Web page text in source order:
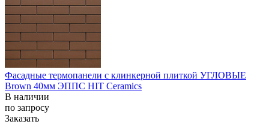
Фасадные термопанели с клинкерной плиткой УГЛОВЫЕ
Brown 40мм ЭППС HIT Ceramics
В наличии
по запросу
Заказать